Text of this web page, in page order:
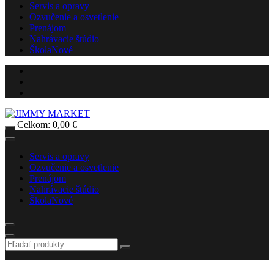
Servis a opravy
Ozvučenie a osvetlenie
Prenájom
Nahrávacie štúdio
ŠkolaNové
Celkom: 0,00 €
Servis a opravy
Ozvučenie a osvetlenie
Prenájom
Nahrávacie štúdio
ŠkolaNové